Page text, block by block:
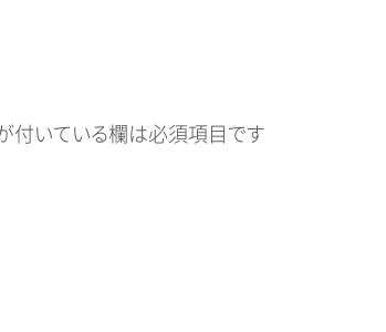
付いている欄は必須項目です